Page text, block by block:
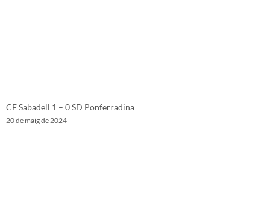
CE Sabadell 1 – 0 SD Ponferradina
20 de maig de 2024